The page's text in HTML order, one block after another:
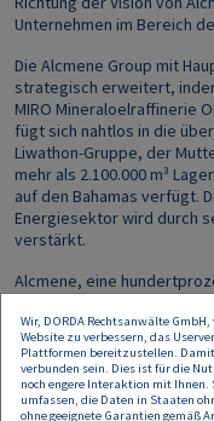
Unternehmen im Bereich
Die Alcmene Group mit
strategisch erweitert,
MIRO Mineraloelraffinerie
fügt sich nahtlos in die
Liwathon-Gruppe, der
mehr als 2.100.000 m³
auf den Bahamas verfügt.
Energiesektor wird durch
verstärkt.
Alcmene, eine
Ihre Hauptaufgabe
durch substanzielle
innerhalb der Gruppe zu
Akquisitionen im Energie-
Wir, DORDA Rechtsanwälte
Website zu verbessern, das
Plattformen bereitzustellen.
verbunden sein. Dies ist für die
noch engere Interaktion mit
umfassen, die Daten in Staaten
ohne geeignete Garantien gemäß